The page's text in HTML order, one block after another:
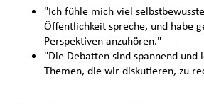
"Ich fühle mich viel
Öffentlichkeit spreche, und habe
Perspektiven anzuhören."
"Die Debatten sind spannend und
Themen, die wir diskutieren, zu